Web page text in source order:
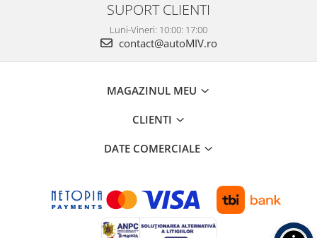
SUPORT CLIENTI
Luni-Vineri: 10:00: 17:00
contact@autoMIV.ro
MAGAZINUL MEU
CLIENTI
DATE COMERCIALE